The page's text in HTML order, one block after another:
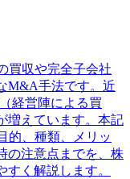
買収や完全子会社
M&A手法です。近
経営陣による買
増えています。本記
的、種類、メリッ
の注意点までを、株
く解説します。